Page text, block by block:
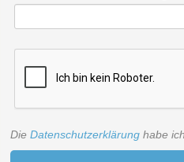
Die Datenschutzerklärung habe